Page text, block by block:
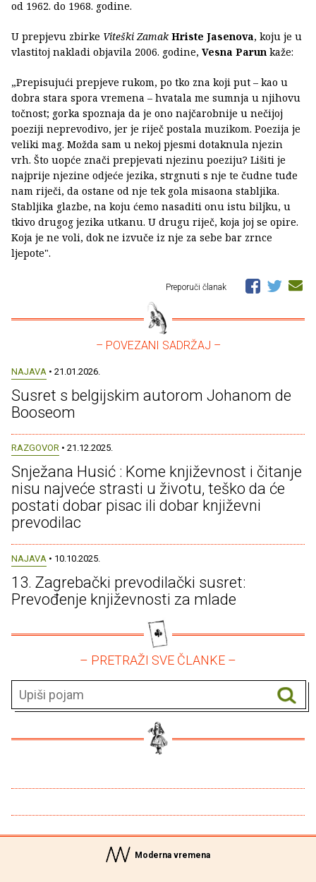
od 1962. do 1968. godine.
U prepjevu zbirke Viteški Zamak Hriste Jasenova, koju je u
vlastitoj nakladi objavila 2006. godine, Vesna Parun kaže:
„Prepisujući prepjeve rukom, po tko zna koji put – kao u
dobra stara spora vremena – hvatala me sumnja u njihovu
točnost; gorka spoznaja da je ono najčarobnije u nečijoj
poeziji neprevodivo, jer je riječ postala muzikom. Poezija je
veliki mag. Možda sam u nekoj pjesmi dotaknula njezin
vrh. Što uopće znači prepjevati njezinu poeziju? Lišiti je
najprije njezine odjeće jezika, strgnuti s nje te čudne tuđe
nam riječi, da ostane od nje tek gola misaona stabljika.
Stabljika glazbe, na koju ćemo nasaditi onu istu biljku, u
tkivo drugog jezika utkanu. U drugu riječ, koja joj se opire.
Koja je ne voli, dok ne izvuče iz nje za sebe bar zrnce
ljepote".
Preporuči članak
– POVEZANI SADRŽAJ –
NAJAVA • 21.01.2026.
Susret s belgijskim autorom Johanom de
Booseom
RAZGOVOR • 21.12.2025.
Snježana Husić : Kome književnost i čitanje
nisu najveće strasti u životu, teško da će
postati dobar pisac ili dobar književni
prevodilac
NAJAVA • 10.10.2025.
13. Zagrebački prevodilački susret:
Prevođenje književnosti za mlade
– PRETRAŽI SVE ČLANKE –
Moderna vremena